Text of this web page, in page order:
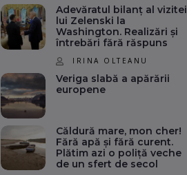
Adevăratul bilanț al vizitei
lui Zelenski la
Washington. Realizări și
întrebări fără răspuns
IRINA OLTEANU
Veriga slabă a apărării
europene
Căldură mare, mon cher!
Fără apă și fără curent.
Plătim azi o poliță veche
de un sfert de secol